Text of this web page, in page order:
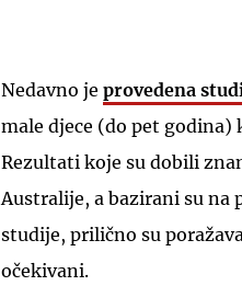
Nedavno je provedena
male djece (do pet godina)
Rezultati koje su dobili
Australije, a bazirani su na
studije, prilično su
očekivani.